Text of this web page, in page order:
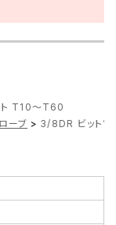
ト T10～T60
ーブ > 3/8DR ビット